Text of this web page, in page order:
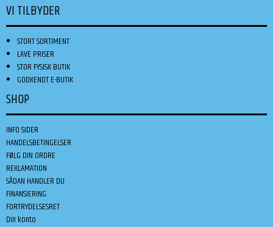
VI TILBYDER
STORT SORTIMENT
LAVE PRISER
STOR FYSISK BUTIK
GODKENDT E-BUTIK
SHOP
INFO SIDER
HANDELSBETINGELSER
FØLG DIN ORDRE
REKLAMATION
SÅDAN HANDLER DU
FINANSIERING
FORTRYDELSESRET
Din konto